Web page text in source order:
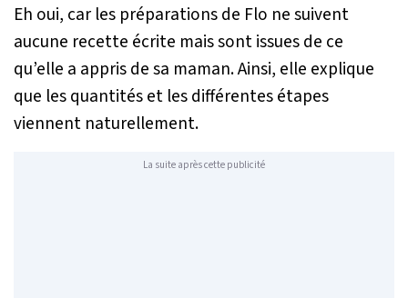
Eh oui, car les préparations de Flo ne suivent
aucune recette écrite mais sont issues de ce
qu’elle a appris de sa maman. Ainsi, elle explique
que les quantités et les différentes étapes
viennent naturellement.
La suite après cette publicité